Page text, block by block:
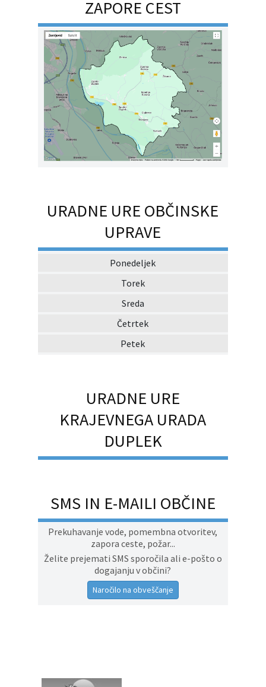
ZAPORE CEST
URADNE URE OBČINSKE
UPRAVE
Ponedeljek
Torek
Sreda
Četrtek
Petek
URADNE URE
KRAJEVNEGA URADA
DUPLEK
SMS IN E-MAILI OBČINE
Prekuhavanje vode, pomembna otvoritev,
zapora ceste, požar...
Želite prejemati SMS sporočila ali e-pošto o
dogajanju v občini?
Naročilo na obveščanje